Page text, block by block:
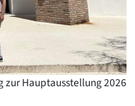
zur Hauptausstellung 2026